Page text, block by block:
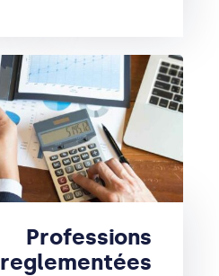
Professions
reglementées